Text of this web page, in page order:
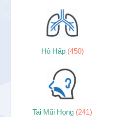
Hô Hấp (450)
Tai Mũi Họng (241)